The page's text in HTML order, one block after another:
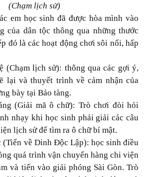
(Chạm lịch sử)
em học sinh đã được hòa mình vào
của dân tộc thông qua những thước
đó là các hoạt động chơi sôi nổi, hấp
(Chạm lịch sử): thông qua các gợi ý,
lại và thuyết trình về cảm nhận của
bày tại Bảo tàng.
(Giải mã ô chữ): Trò chơi đòi hỏi
nhạy khi học sinh phải giải các câu
lịch sử để tìm ra ô chữ bí mật.
(Tiến về Dinh Độc Lập): học sinh điều
quá trình vận chuyển hàng chi viện
và tiến vào giải phóng Sài Gòn. Trò